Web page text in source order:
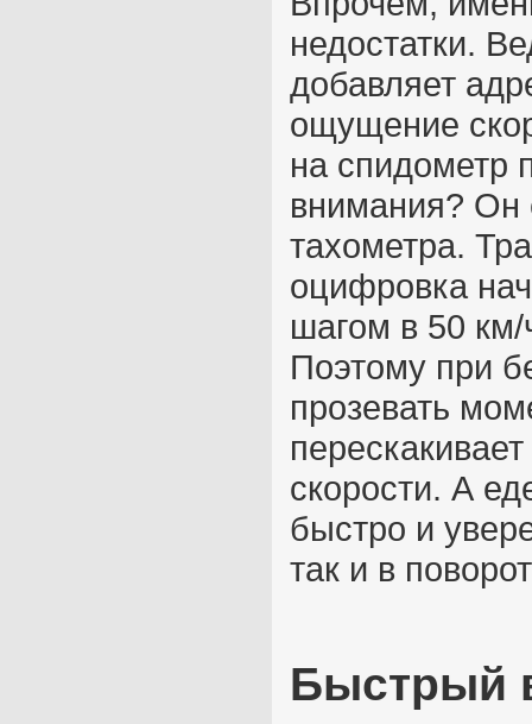
недостатки.
добавляет
ощущение
на спидометр
внимания? Он
тахометра.
оцифровка
шагом в 50
Поэтому при
прозевать
скорости. А
быстро и
так и в
Быстрый